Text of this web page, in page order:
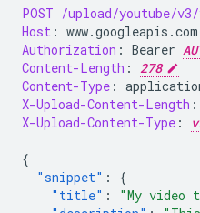
POST /upload/youtube/
Host : www.googleapis.com
Authorization : Bearer
Content-Length : 278
Content-Type :
X-Upload-Content-Length :
X-Upload-Content-Type :
{
"snippet" :
{
"title" : "My